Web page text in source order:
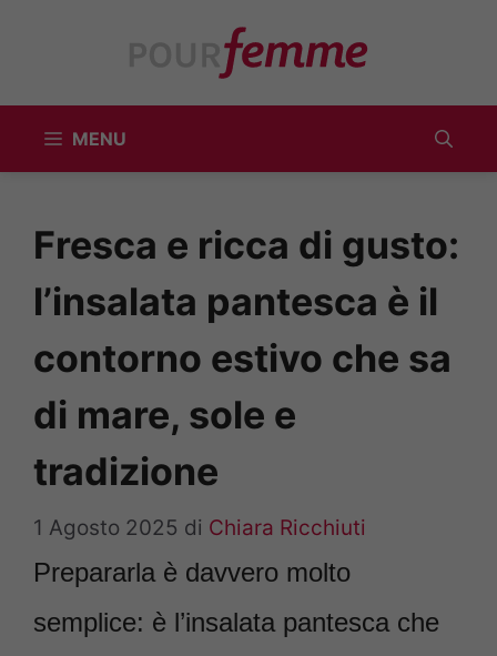
MENU
Fresca e ricca di gusto:
l’insalata pantesca è il
contorno estivo che sa
di mare, sole e
tradizione
1 Agosto 2025 di Chiara Ricchiuti
Prepararla è davvero molto
semplice: è l’insalata pantesca che